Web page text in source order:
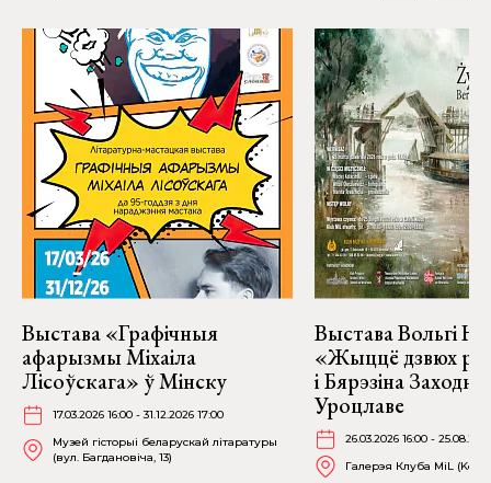
Выстава «Графічныя
афарызмы Міхаіла
Лісоўскага» ў Мінску
17.03.2026 16:00 - 31.12.2026 17:00
Музей гісторыі беларускай літаратуры
(вул. Багдановіча, 13)
Выстава Вольгі
«Жыццё дзвюх
і Бярэзіна
Уроцлаве
26.03.2026 16:00 -
Галерэя Клуба MiL